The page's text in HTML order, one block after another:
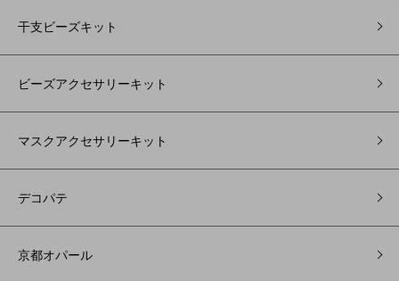
干支ビーズキット
ビーズアクセサリーキット
マスクアクセサリーキット
デコパテ
京都オパール